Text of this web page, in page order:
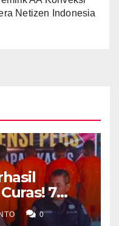
Netizen Indonesia
7
62 Motor
0